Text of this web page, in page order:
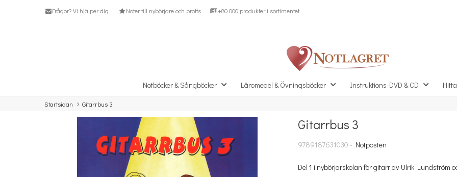
Frågor? Vi hjälper dig Noter till nybörjare och proffs +80 000 produkter i sortimentet
Notböcker & Sångböcker Läromedel & Övningsböcker Instruktions-DVD & CD
Startsidan Gitarrbus 3
Missa inte detta...
Gitarrbus 3
9789187631030 - Notposten
Del 1 i nybörjarskolan för gitarr av Ulrik Lundström